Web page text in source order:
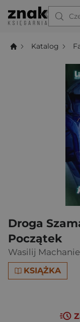
Katalog
Droga
Początek
Wasilij
KSIĄŻKA